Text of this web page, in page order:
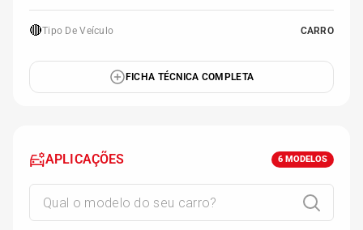
🔴Tipo De Veículo CARRO
FICHA TÉCNICA COMPLETA
APLICAÇÕES 6 MODELOS